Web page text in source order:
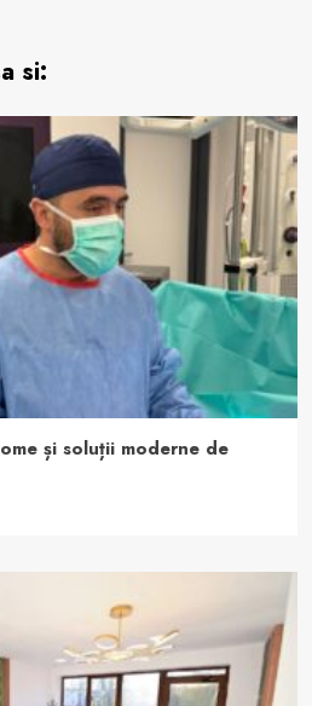
si:
și soluții moderne de